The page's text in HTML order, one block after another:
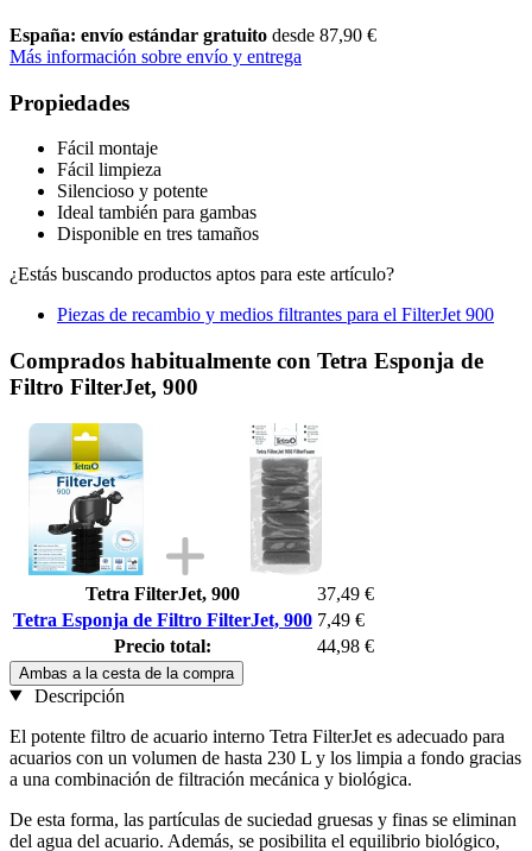
España: envío estándar gratuito desde 87,90 €
Más información sobre envío y entrega
Propiedades
Fácil montaje
Fácil limpieza
Silencioso y potente
Ideal también para gambas
Disponible en tres tamaños
¿Estás buscando productos aptos para este artículo?
Piezas de recambio y medios filtrantes para el FilterJet 900
Comprados habitualmente con Tetra Esponja de
Filtro FilterJet, 900
Tetra FilterJet, 900
37,49 €
Tetra Esponja de Filtro FilterJet, 900 7,49 €
Precio total:
44,98 €
Ambas a la cesta de la compra
Descripción
El potente filtro de acuario interno Tetra FilterJet es adecuado para
acuarios con un volumen de hasta 230 L y los limpia a fondo gracias
a una combinación de filtración mecánica y biológica.
De esta forma, las partículas de suciedad gruesas y finas se eliminan
del agua del acuario. Además, se posibilita el equilibrio biológico,